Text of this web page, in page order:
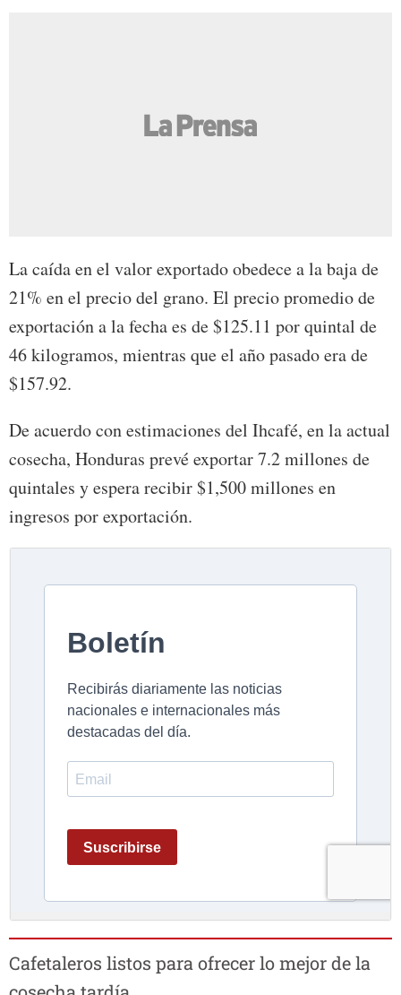
La caída en el valor exportado obedece a la baja de
21% en el precio del grano. El precio promedio de
exportación a la fecha es de $125.11 por quintal de
46 kilogramos, mientras que el año pasado era de
$157.92.
De acuerdo con estimaciones del Ihcafé, en la actual
cosecha, Honduras prevé exportar 7.2 millones de
quintales y espera recibir $1,500 millones en
ingresos por exportación.
Cafetaleros listos para ofrecer lo mejor de la